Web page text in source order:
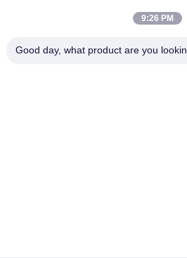
เครื่องตัดหมุนไฟฟ้า เครื่องตัดแรงสูง
เครื่องตัดหมุนย้อนกลับ เครื่องตัดหมุนย้อ
9:26 PM
Good day, what product are you